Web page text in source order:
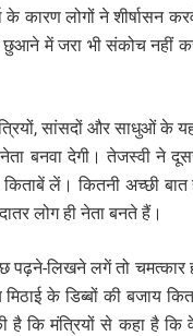
के कारण लोगों ने शीर्षासन
छुआने में जरा भी संकोच नहीं
सांसदों और साधुओं
बनवा देगी। तेजस्वी ने
लें। कितनी अच्छी बात
लोग ही नेता बनते हैं।
लिखने लगें तो चमत्कार
के डिब्बों की बजाय
है कि मंत्रियों से कहा है